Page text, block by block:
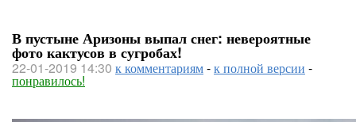
В пустыне Аризоны выпал снег: невероятные
фото кактусов в сугробах!
22-01-2019 14:30 к комментариям-к полной версии -
понравилось!